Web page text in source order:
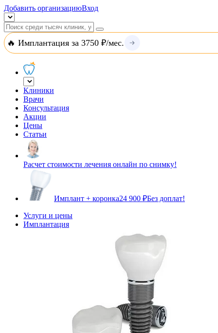
Добавить организациюВход
🔥 Имплантация за 3750 ₽/мес.
Клиники
Врачи
Консультация
Акции
Цены
Статьи
Расчет стоимости лечения онлайн по снимку!
Имплант + коронка24 900 ₽Без доплат!
Услуги и цены
Имплантация